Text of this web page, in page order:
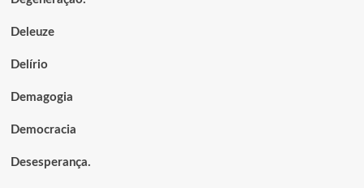
Deleuze
Delírio
Demagogia
Democracia
Desesperança.